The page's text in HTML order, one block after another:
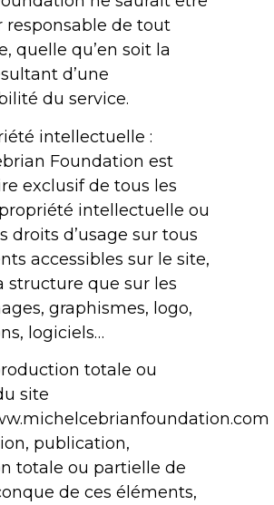
responsable de tout
quelle qu’en soit la
d’une
du service.
intellectuelle :
Foundation est
exclusif de tous les
intellectuelle ou
droits d’usage sur tous
accessibles sur le site,
structure que sur les
graphismes, logo,
logiciels…
totale ou
site
publication,
totale ou partielle de
de ces éléments,